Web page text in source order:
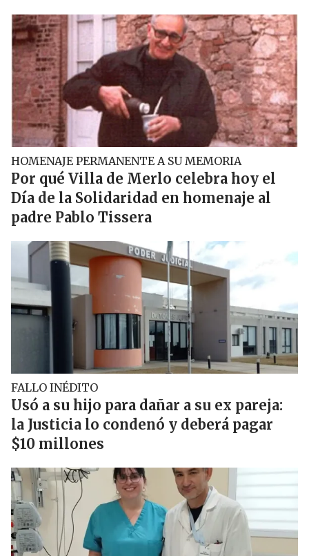
HOMENAJE PERMANENTE A SU MEMORIA
Por qué Villa de Merlo celebra hoy el
Día de la Solidaridad en homenaje al
padre Pablo Tissera
FALLO INÉDITO
Usó a su hijo para dañar a su ex pareja:
la Justicia lo condenó y deberá pagar
$10 millones